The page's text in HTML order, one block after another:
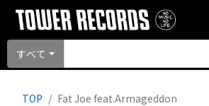
すべて
TOP Fat Joe feat.Armageddon